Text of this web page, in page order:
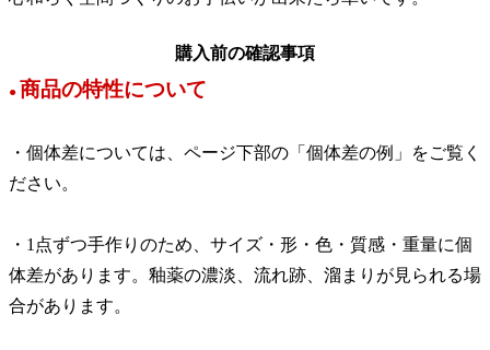
購入前の確認事項
● 商品の特性について
・個体差については、ページ下部の「個体差の例」をご覧く
ださい。
・1点ずつ手作りのため、サイズ・形・色・質感・重量に個
体差があります。釉薬の濃淡、流れ跡、溜まりが見られる場
合があります。